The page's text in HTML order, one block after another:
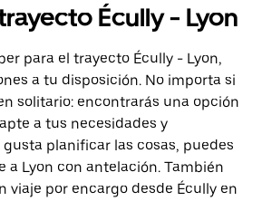
Écully - Lyon
para el trayecto Écully - Lyon,
a tu disposición. No importa si
solitario: encontrarás una opción
a tus necesidades y
planificar las cosas, puedes
a Lyon con antelación. También
viaje por encargo desde Écully en